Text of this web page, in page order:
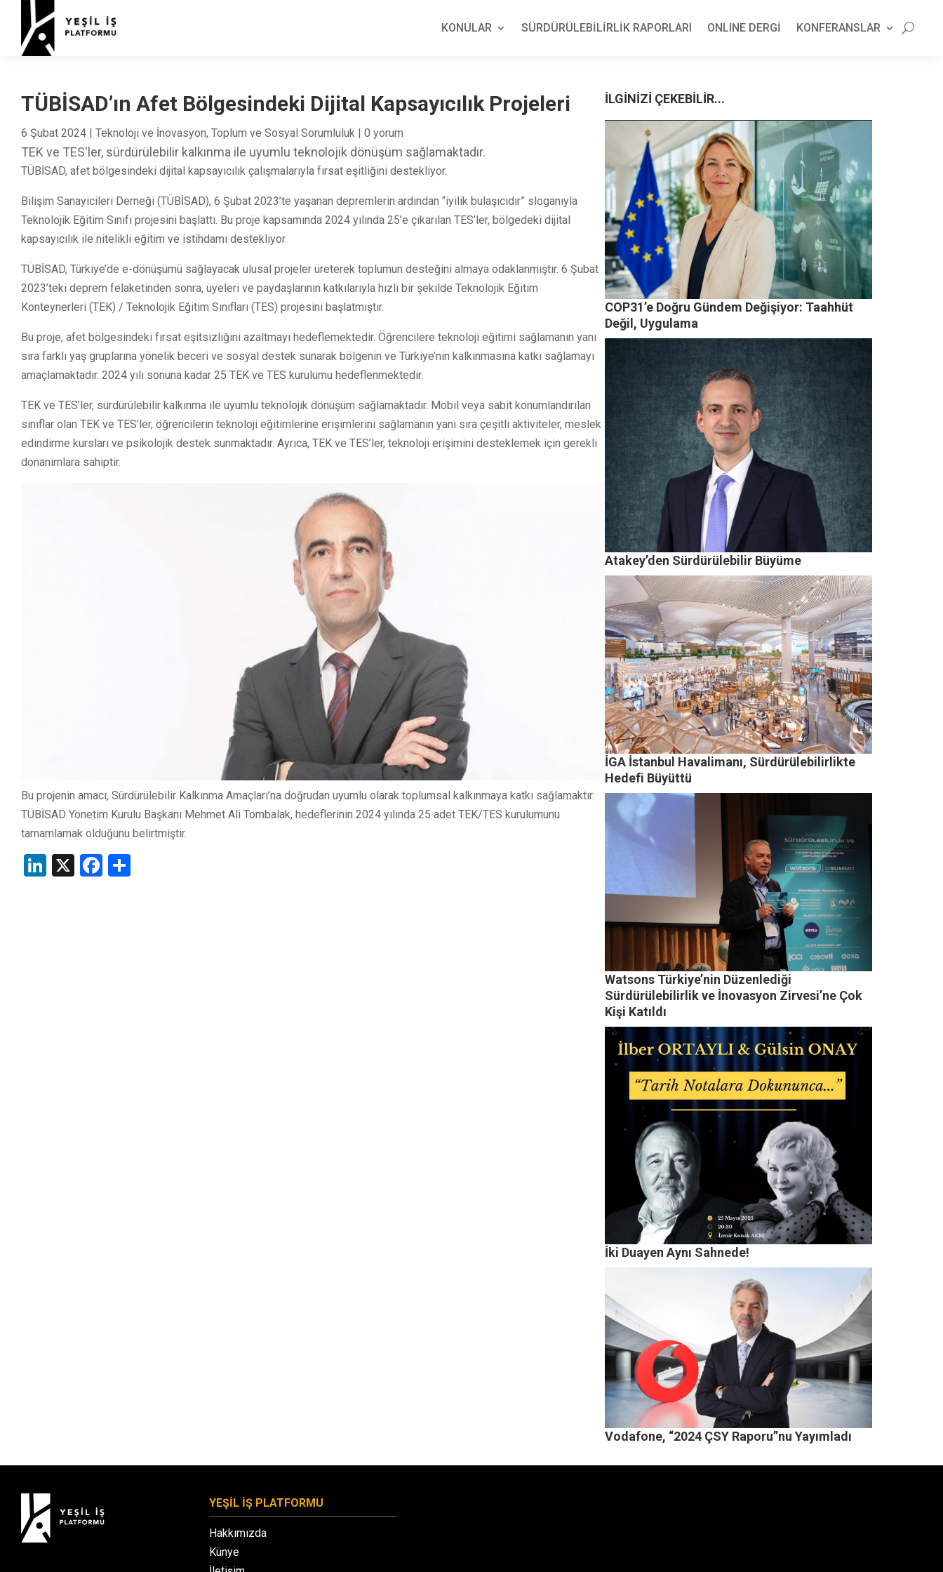
KONULAR SÜRDÜRÜLEBİLİRLİK RAPORLARI ONLINE DERGİ KONFERANSLAR
TÜBİSAD’ın Afet Bölgesindeki Dijital Kapsayıcılık Projeleri
6 Şubat 2024 | Teknoloji ve İnovasyon, Toplum ve Sosyal Sorumluluk | 0 yorum
TEK ve TES'ler, sürdürülebilir kalkınma ile uyumlu teknolojik dönüşüm sağlamaktadır.
TÜBİSAD, afet bölgesindeki dijital kapsayıcılık çalışmalarıyla fırsat eşitliğini destekliyor.
Bilişim Sanayicileri Derneği (TÜBİSAD), 6 Şubat 2023’te yaşanan depremlerin ardından “iyilik bulaşıcıdır” sloganıyla
Teknolojik Eğitim Sınıfı projesini başlattı. Bu proje kapsamında 2024 yılında 25’e çıkarılan TES’ler, bölgedeki dijital
kapsayıcılık ile nitelikli eğitim ve istihdamı destekliyor.
TÜBİSAD, Türkiye’de e-dönüşümü sağlayacak ulusal projeler üreterek toplumun desteğini almaya odaklanmıştır. 6 Şubat
2023’teki deprem felaketinden sonra, üyeleri ve paydaşlarının katkılarıyla hızlı bir şekilde Teknolojik Eğitim
Konteynerleri (TEK) / Teknolojik Eğitim Sınıfları (TES) projesini başlatmıştır.
Bu proje, afet bölgesindeki fırsat eşitsizliğini azaltmayı hedeflemektedir. Öğrencilere teknoloji eğitimi sağlamanın yanı
sıra farklı yaş gruplarına yönelik beceri ve sosyal destek sunarak bölgenin ve Türkiye’nin kalkınmasına katkı sağlamayı
amaçlamaktadır. 2024 yılı sonuna kadar 25 TEK ve TES kurulumu hedeflenmektedir.
TEK ve TES’ler, sürdürülebilir kalkınma ile uyumlu teknolojik dönüşüm sağlamaktadır. Mobil veya sabit konumlandırılan
sınıflar olan TEK ve TES’ler, öğrencilerin teknoloji eğitimlerine erişimlerini sağlamanın yanı sıra çeşitli aktiviteler, meslek
edindirme kursları ve psikolojik destek sunmaktadır. Ayrıca, TEK ve TES’ler, teknoloji erişimini desteklemek için gerekli
donanımlara sahiptir.
Bu projenin amacı, Sürdürülebilir Kalkınma Amaçları’na doğrudan uyumlu olarak toplumsal kalkınmaya katkı sağlamaktır.
TÜBİSAD Yönetim Kurulu Başkanı Mehmet Ali Tombalak, hedeflerinin 2024 yılında 25 adet TEK/TES kurulumunu
tamamlamak olduğunu belirtmiştir.
LinkedIn
X Facebook
İLGİNİZİ ÇEKEBİLİR...
COP31’e Doğru Gündem Değişiyor: Taahhüt
Değil, Uygulama
Atakey’den Sürdürülebilir Büyüme
İGA İstanbul Havalimanı, Sürdürülebilirlikte
Hedefi Büyüttü
Watsons Türkiye’nin Düzenlediği
Sürdürülebilirlik ve İnovasyon Zirvesi’ne Çok
Kişi Katıldı
İki Duayen Aynı Sahnede!
Vodafone, “2024 ÇSY Raporu”nu Yayımladı
YEŞİL İŞ PLATFORMU
Hakkımızda
Künye